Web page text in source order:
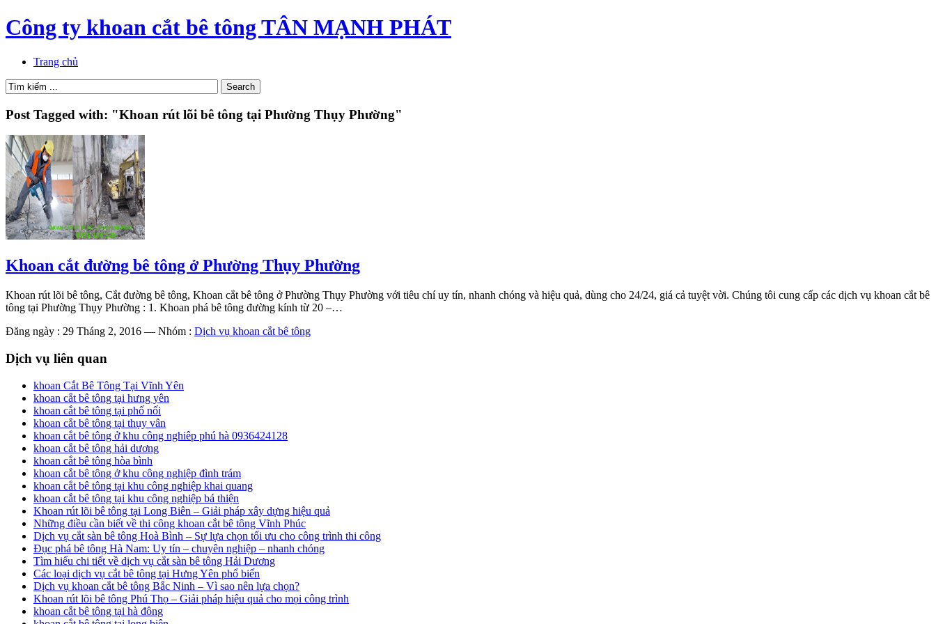
Công ty khoan cắt bê tông TÂN MẠNH PHÁT
Trang chủ
Post Tagged with: "Khoan rút lõi bê tông tại Phường Thụy Phường"
Khoan cắt đường bê tông ở Phường Thụy Phường
Khoan rút lõi bê tông, Cắt đường bê tông, Khoan cắt bê tông ở Phường Thụy Phường với tiêu chí uy tín, nhanh chóng và hiệu quả, dùng cho 24/24, giá cả tuyệt vời. Chúng tôi cung cấp các dịch vụ khoan cắt bê
tông tại Phường Thụy Phường : 1. Khoan phá bê tông đường kính từ 20 –…
Đăng ngày : 29 Tháng 2, 2016 — Nhóm : Dịch vụ khoan cắt bê tông
Dịch vụ liên quan
khoan Cắt Bê Tông Tại Vĩnh Yên
khoan cắt bê tông tại hưng yên
khoan cắt bê tông tại phố nối
khoan cắt bê tông tại thụy vân
khoan cắt bê tông ở khu công nghiêp phú hà 0936424128
khoan cắt bê tông hải dương
khoan cắt bê tông hòa bình
khoan cắt bê tông ở khu công nghiệp đình trám
khoan cắt bê tông tại khu công nghiệp khai quang
khoan cắt bê tông tại khu công nghiệp bá thiện
Khoan rút lõi bê tông tại Long Biên – Giải pháp xây dựng hiệu quả
Những điều cần biết về thi công khoan cắt bê tông Vĩnh Phúc
Dịch vụ cắt sàn bê tông Hoà Bình – Sự lựa chọn tối ưu cho công trình thi công
Đục phá bê tông Hà Nam: Uy tín – chuyên nghiệp – nhanh chóng
Tìm hiểu chi tiết về dịch vụ cắt sàn bê tông Hải Dương
Các loại dịch vụ cắt bê tông tại Hưng Yên phổ biến
Dịch vụ khoan cắt bê tông Bắc Ninh – Vì sao nên lựa chọn?
Khoan rút lõi bê tông Phú Thọ – Giải pháp hiệu quả cho mọi công trình
khoan cắt bê tông tại hà đông